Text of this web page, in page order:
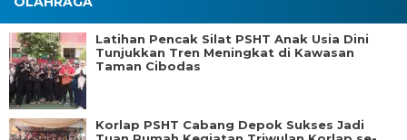
Latihan Pencak Silat PSHT Anak Usia Dini
Tunjukkan Tren Meningkat di Kawasan
Taman Cibodas
Korlap PSHT Cabang Depok Sukses Jadi